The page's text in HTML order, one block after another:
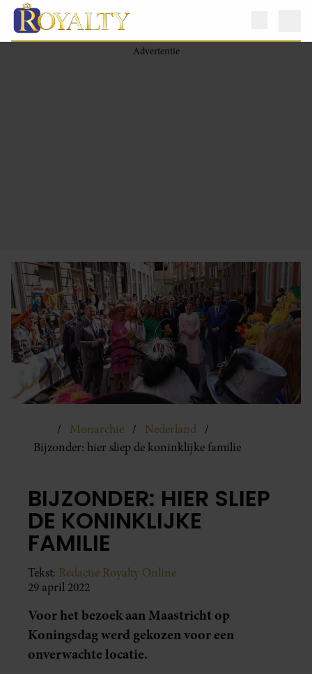
Monarchie
Nederland
Bijzonder: hier sliep de koninklijke familie
BIJZONDER: HIER SLIEP
DE KONINKLIJKE
FAMILIE
Tekst: Redactie Royalty Online
29 april 2022
Voor het bezoek aan Maastricht op
Koningsdag werd gekozen voor een
onverwachte locatie.